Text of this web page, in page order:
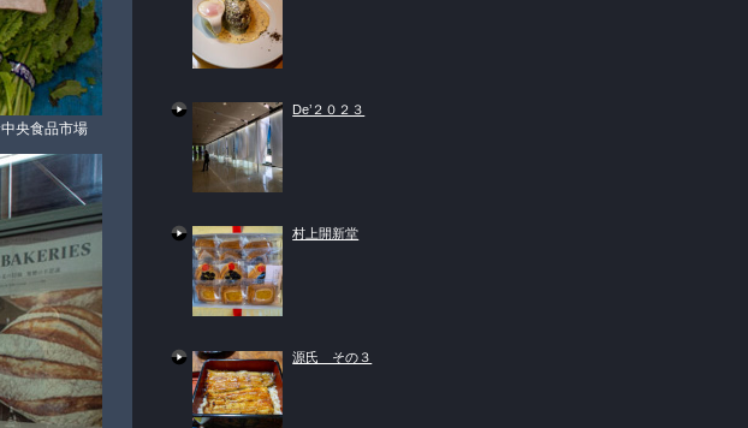
央食品市場
De’２０２３
村上開新堂
源氏 その３